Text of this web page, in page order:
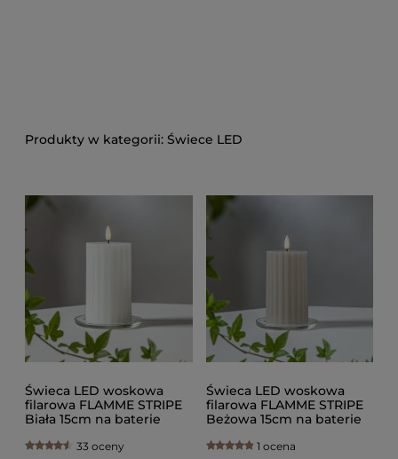
Świece LED
Świeca LED woskowa
filarowa FLAMME STRIPE
Biała 15cm na baterie
33 oceny
Świeca LED woskowa
filarowa FLAMME STRIPE
Beżowa 15cm na baterie
1 ocena